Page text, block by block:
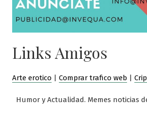
Links Amigos
Arte erotico | Comprar trafico web |
Humor y Actualidad. Memes noticias